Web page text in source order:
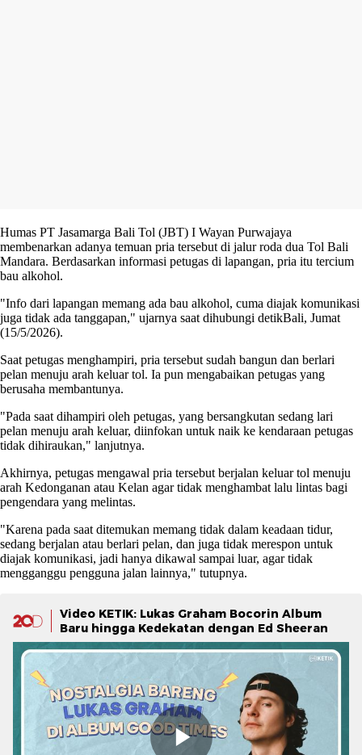
Humas PT Jasamarga Bali Tol (JBT) I Wayan Purwajaya
membenarkan adanya temuan pria tersebut di jalur roda dua Tol Bali
Mandara. Berdasarkan informasi petugas di lapangan, pria itu tercium
bau alkohol.
"Info dari lapangan memang ada bau alkohol, cuma diajak komunikasi
juga tidak ada tanggapan," ujarnya saat dihubungi detikBali, Jumat
(15/5/2026).
Saat petugas menghampiri, pria tersebut sudah bangun dan berlari
pelan menuju arah keluar tol. Ia pun mengabaikan petugas yang
berusaha membantunya.
"Pada saat dihampiri oleh petugas, yang bersangkutan sedang lari
pelan menuju arah keluar, diinfokan untuk naik ke kendaraan petugas
tidak dihiraukan," lanjutnya.
Akhirnya, petugas mengawal pria tersebut berjalan keluar tol menuju
arah Kedonganan atau Kelan agar tidak menghambat lalu lintas bagi
pengendara yang melintas.
"Karena pada saat ditemukan memang tidak dalam keadaan tidur,
sedang berjalan atau berlari pelan, dan juga tidak merespon untuk
diajak komunikasi, jadi hanya dikawal sampai luar, agar tidak
mengganggu pengguna jalan lainnya," tutupnya.
Video KETIK: Lukas Graham Bocorin Album
Baru hingga Kedekatan dengan Ed Sheeran